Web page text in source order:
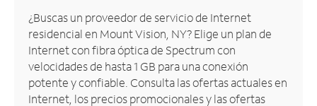
Inglés
Administrar
cuenta
Encuentra
una
¿Buscas un proveedor de servicio de Internet
residencial en Mount Vision, NY? Elige un plan de
Internet con fibra óptica de Spectrum con
velocidades de hasta 1 GB para una conexión
potente y confiable. Consulta las ofertas actuales en
Internet, los precios promocionales y las ofertas